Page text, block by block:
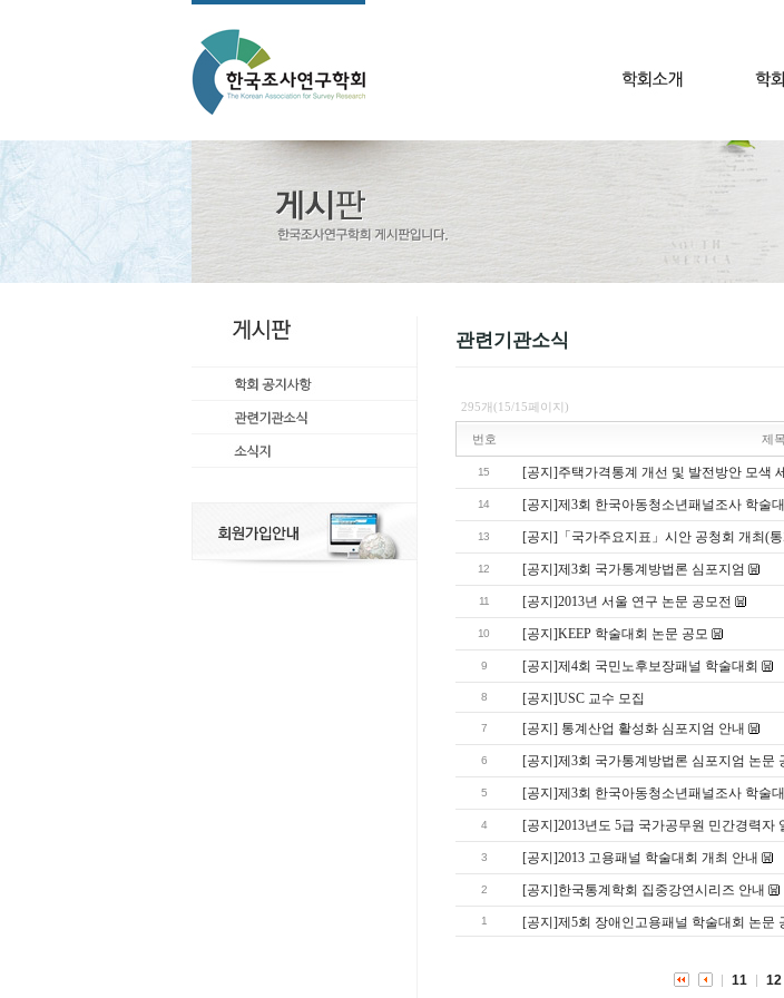
관련기관소식
295개(15/15페이지)
번호 제목
15 [공지]주택가격통계 개선 및 발전방안 모색
14 [공지]제3회 한국아동청소년패널조사 학술
13 [공지]「국가주요지표」시안 공청회 개최(
12 [공지]제3회 국가통계방법론 심포지엄
11 [공지]2013년 서울 연구 논문 공모전
10 [공지]KEEP 학술대회 논문 공모
9 [공지]제4회 국민노후보장패널 학술대회
8 [공지]USC 교수 모집
7 [공지] 통계산업 활성화 심포지엄 안내
6 [공지]제3회 국가통계방법론 심포지엄 논문
5 [공지]제3회 한국아동청소년패널조사 학술
4 [공지]2013년도 5급 국가공무원 민간경력자
3 [공지]2013 고용패널 학술대회 개최 안내
2 [공지]한국통계학회 집중강연시리즈 안내
1 [공지]제5회 장애인고용패널 학술대회 논문
11 12